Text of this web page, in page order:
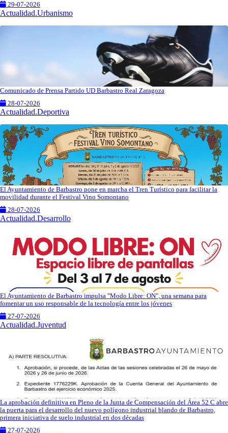
29-07-2026
Actualidad.Urbanismo
Comunicado de Prensa Partido UD Barbastro Real Zaragoza
28-07-2026
Actualidad.Deportiva
El Ayuntamiento de Barbastro pone en marcha el Tren Turístico para facilitar la
movilidad durante el Festival Vino Somontano
28-07-2026
Actualidad.Desarrollo
El Ayuntamiento de Barbastro impulsa "Modo Libre: ON", una semana para
fomentar un uso responsable de la tecnología entre los jóvenes
27-07-2026
Actualidad.Juventud
La aprobación definitiva en Pleno de la Junta de Compensación del Área 52 C abre
la puerta para el desarrollo del nuevo polígono industrial blando de Barbastro,
primera iniciativa de suelo industrial en dos décadas
27-07-2026